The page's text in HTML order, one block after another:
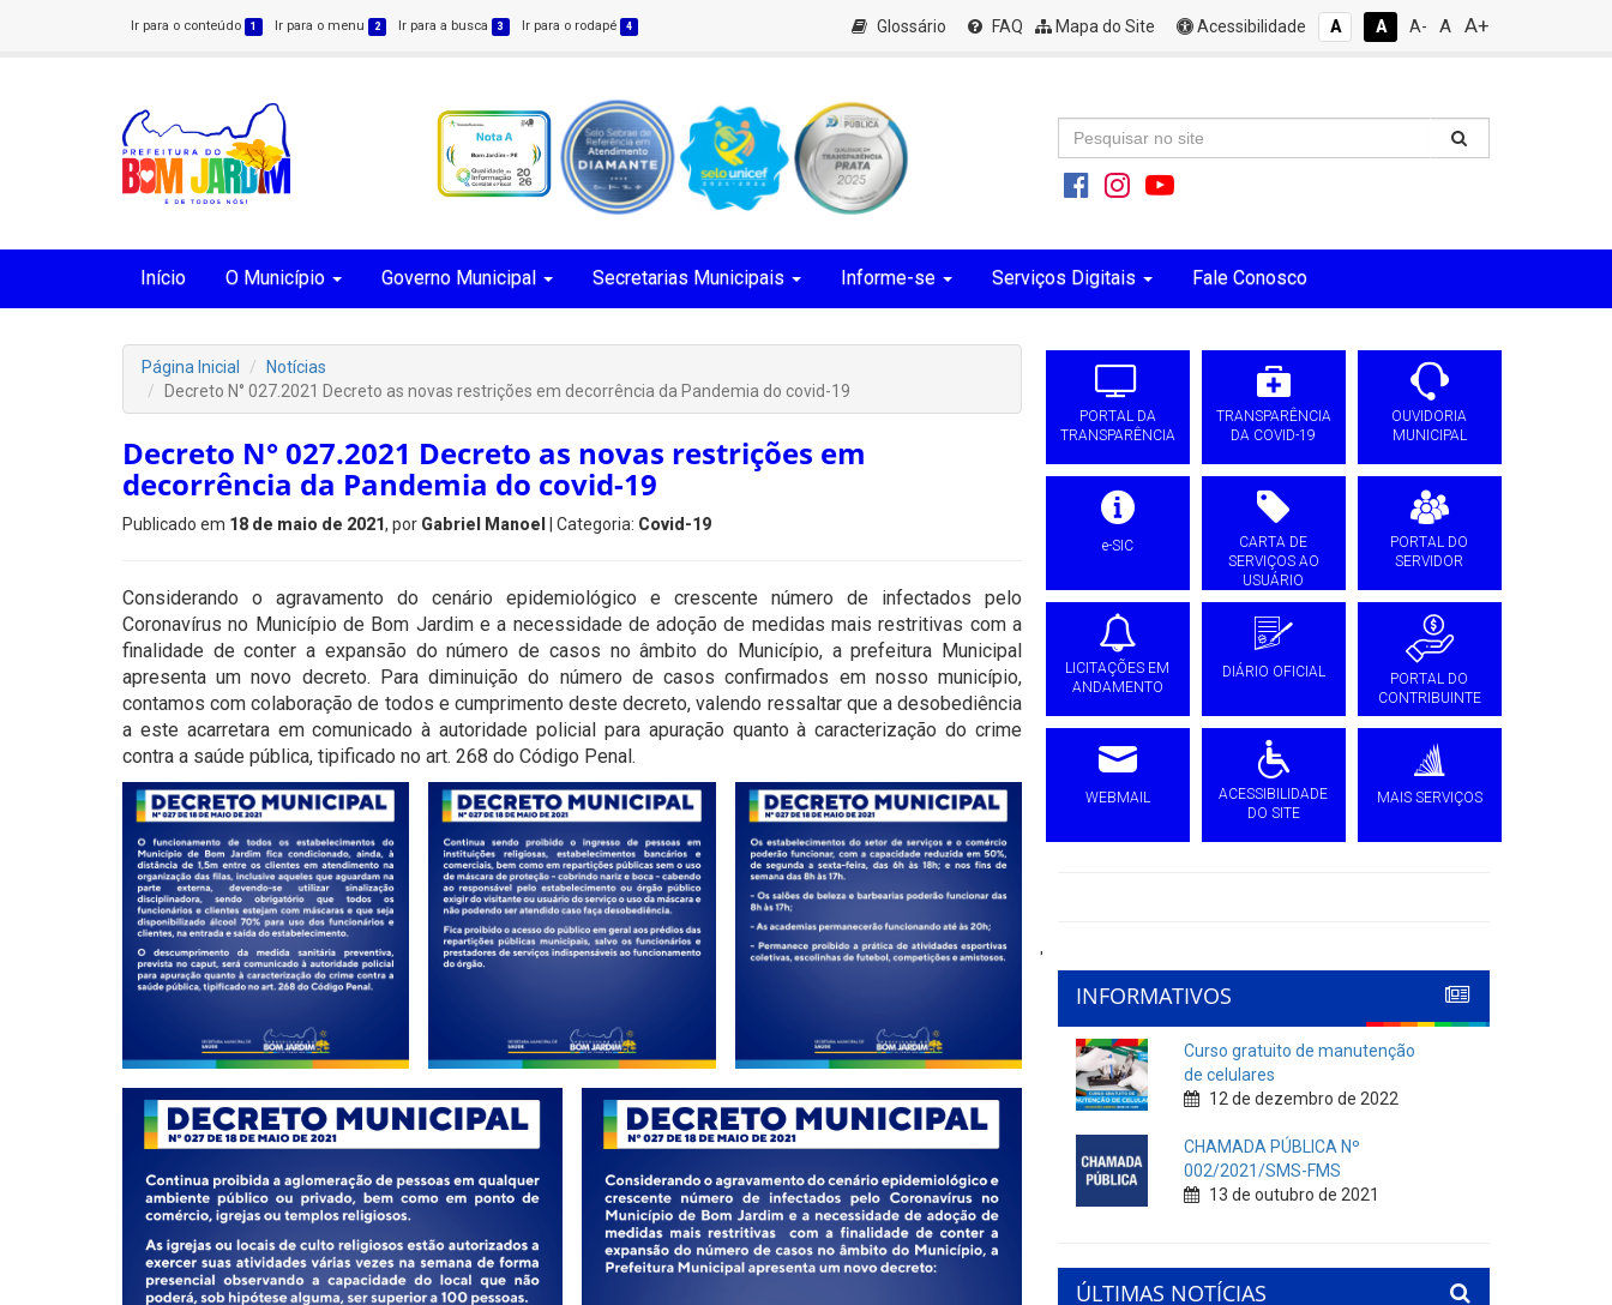
Ir para o conteúdo 1 Ir para o menu 2 Ir para a busca 3 Ir para o rodapé 4 Glossário FAQ Mapa do Site Acessibilidade A A A- A A+
Início O Município Governo Municipal Secretarias Municipais Informe-se Serviços Digitais Fale Conosco
Página Inicial
Notícias
Decreto N° 027.2021 Decreto as novas restrições em decorrência da Pandemia do covid-19
Decreto N° 027.2021 Decreto as novas restrições em
decorrência da Pandemia do covid-19
Publicado em 18 de maio de 2021, por Gabriel Manoel | Categoria: Covid-19
Considerando o agravamento do cenário epidemiológico e crescente número de infectados pelo
Coronavírus no Município de Bom Jardim e a necessidade de adoção de medidas mais restritivas com a
finalidade de conter a expansão do número de casos no âmbito do Município, a prefeitura Municipal
apresenta um novo decreto. Para diminuição do número de casos confirmados em nosso município,
contamos com colaboração de todos e cumprimento deste decreto, valendo ressaltar que a desobediência
a este acarretara em comunicado à autoridade policial para apuração quanto à caracterização do crime
contra a saúde pública, tipificado no art. 268 do Código Penal.
PORTAL DA
TRANSPARÊNCIA
TRANSPARÊNCIA
DA COVID-19
OUVIDORIA
MUNICIPAL
e-SIC
CARTA DE
SERVIÇOS AO
USUÁRIO
PORTAL DO
SERVIDOR
LICITAÇÕES EM
ANDAMENTO
DIÁRIO OFICIAL
PORTAL DO
CONTRIBUINTE
WEBMAIL
ACESSIBILIDADE
DO SITE
MAIS SERVIÇOS
'
INFORMATIVOS
Curso gratuito de manutenção
de celulares
12 de dezembro de 2022
CHAMADA PÚBLICA Nº
002/2021/SMS-FMS
13 de outubro de 2021
ÚLTIMAS NOTÍCIAS